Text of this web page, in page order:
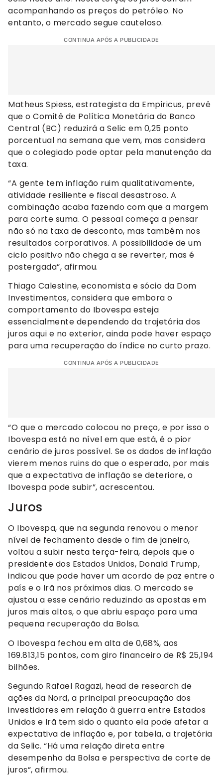
acompanhando os preços do petróleo. No
entanto, o mercado segue cauteloso.
CONTINUA APÓS A PUBLICIDADE
Matheus Spiess, estrategista da Empiricus, prevê
que o Comitê de Política Monetária do Banco
Central (BC) reduzirá a Selic em 0,25 ponto
porcentual na semana que vem, mas considera
que o colegiado pode optar pela manutenção da
taxa.
“A gente tem inflação ruim qualitativamente,
atividade resiliente e fiscal desastroso. A
combinação acaba fazendo com que a margem
para corte suma. O pessoal começa a pensar
não só na taxa de desconto, mas também nos
resultados corporativos. A possibilidade de um
ciclo positivo não chega a se reverter, mas é
postergada”, afirmou.
Thiago Calestine, economista e sócio da Dom
Investimentos, considera que embora o
comportamento do Ibovespa esteja
essencialmente dependendo da trajetória dos
juros aqui e no exterior, ainda pode haver espaço
para uma recuperação do índice no curto prazo.
CONTINUA APÓS A PUBLICIDADE
“O que o mercado colocou no preço, e por isso o
Ibovespa está no nível em que está, é o pior
cenário de juros possível. Se os dados de inflação
vierem menos ruins do que o esperado, por mais
que a expectativa de inflação se deteriore, o
Ibovespa pode subir”, acrescentou.
Juros
O Ibovespa, que na segunda renovou o menor
nível de fechamento desde o fim de janeiro,
voltou a subir nesta terça-feira, depois que o
presidente dos Estados Unidos, Donald Trump,
indicou que pode haver um acordo de paz entre o
país e o Irã nos próximos dias. O mercado se
ajustou a esse cenário reduzindo as apostas em
juros mais altos, o que abriu espaço para uma
pequena recuperação da Bolsa.
O Ibovespa fechou em alta de 0,68%, aos
169.813,15 pontos, com giro financeiro de R$ 25,194
bilhões.
Segundo Rafael Ragazi, head de research de
ações da Nord, a principal preocupação dos
investidores em relação à guerra entre Estados
Unidos e Irã tem sido o quanto ela pode afetar a
expectativa de inflação e, por tabela, a trajetória
da Selic. “Há uma relação direta entre
desempenho da Bolsa e perspectiva de corte de
juros”, afirmou.